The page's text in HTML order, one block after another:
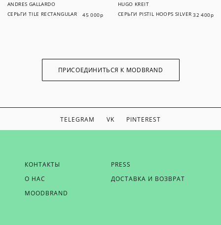
ANDRES GALLARDO
СЕРЬГИ TILE RECTANGULAR
45 000р
HUGO KREIT
СЕРЬГИ PISTIL HOOPS SILVER 32 400р
ПРИСОЕДИНИТЬСЯ К MODBRAND
TELEGRAM VK PINTEREST
КОНТАКТЫ
PRESS
О НАС
ДОСТАВКА И ВОЗВРАТ
MOODBRAND
ЕСЛИ ВЫ ХОТИТЕ БЫТЬ В КУРСЕ НАШИХ НОВОСТЕЙ,
ОТПРАВЬТЕ НАМ СВОЙ EMAIL